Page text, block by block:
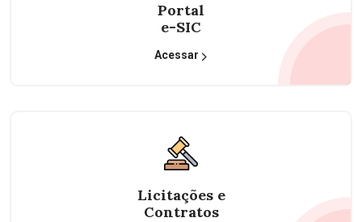
Portal
e-SIC
Acessar
Licitações e
Contratos